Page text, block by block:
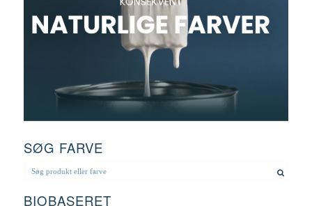
SØG FARVE
BIOBASERET